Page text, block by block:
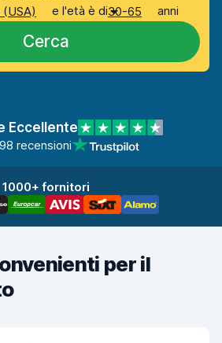
e l'età è di30-65 anni
Cerca
Eccellente
recensioni
1000+ fornitori
per il